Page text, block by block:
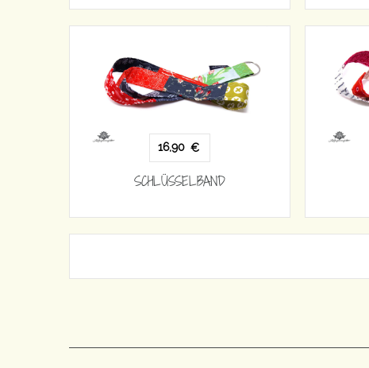
16,90 €
SCHLÜSSELBAND